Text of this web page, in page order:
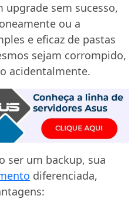
upgrade sem sucesso,
ou a
e eficaz de pastas
sejam corrompido,
acidentalmente.
ser um backup, sua
diferenciada,